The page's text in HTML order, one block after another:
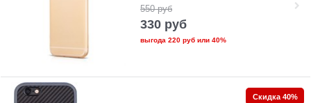
550 руб
330 руб
выгода 220 рубили 40%
Скидка 40%